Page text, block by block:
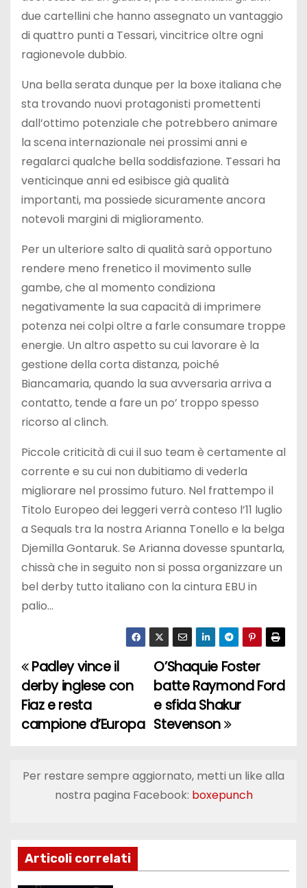
due cartellini che hanno assegnato un vantaggio
di quattro punti a Tessari, vincitrice oltre ogni
ragionevole dubbio.
Una bella serata dunque per la boxe italiana che
sta trovando nuovi protagonisti promettenti
dall’ottimo potenziale che potrebbero animare
la scena internazionale nei prossimi anni e
regalarci qualche bella soddisfazione. Tessari ha
venticinque anni ed esibisce già qualità
importanti, ma possiede sicuramente ancora
notevoli margini di miglioramento.
Per un ulteriore salto di qualità sarà opportuno
rendere meno frenetico il movimento sulle
gambe, che al momento condiziona
negativamente la sua capacità di imprimere
potenza nei colpi oltre a farle consumare troppe
energie. Un altro aspetto su cui lavorare è la
gestione della corta distanza, poiché
Biancamaria, quando la sua avversaria arriva a
contatto, tende a fare un po’ troppo spesso
ricorso al clinch.
Piccole criticità di cui il suo team è certamente al
corrente e su cui non dubitiamo di vederla
migliorare nel prossimo futuro. Nel frattempo il
Titolo Europeo dei leggeri verrà conteso l’11 luglio
a Sequals tra la nostra Arianna Tonello e la belga
Djemilla Gontaruk. Se Arianna dovesse spuntarla,
chissà che in seguito non si possa organizzare un
bel derby tutto italiano con la cintura EBU in
palio…
N
a
v
g
z
i
O’Shaquie Foster
batte Raymond Ford
e sfida Shakur
Stevenson
Padley vince il
derby inglese con
Fiaz e resta
campione d’Europa
Per restare sempre aggiornato, metti un like alla
nostra pagina Facebook: boxepunch
Articoli correlati